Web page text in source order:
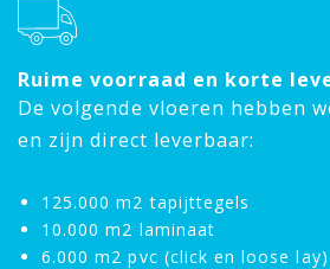
Ruime voorraad en korte
De volgende vloeren hebben
en zijn direct leverbaar:
125.000 m2 tapijttegels
10.000 m2 laminaat
6.000 m2 pvc (click en loose lay)